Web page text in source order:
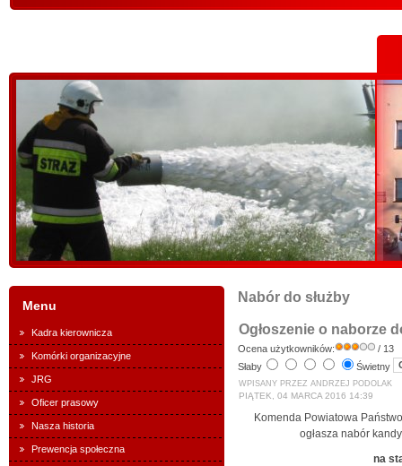
Menu
Kadra kierownicza
Komórki organizacyjne
JRG
Oficer prasowy
Nasza historia
Prewencja społeczna
Nabór do służby
Ogłoszenie o naborze
Ocena użytkowników:
/ 13
Słaby
Świetny
WPISANY PRZEZ ANDRZEJ PODOLAK
PIĄTEK, 04 MARCA 2016 14:39
Komenda Powiatowa
ogłasza nabór
na